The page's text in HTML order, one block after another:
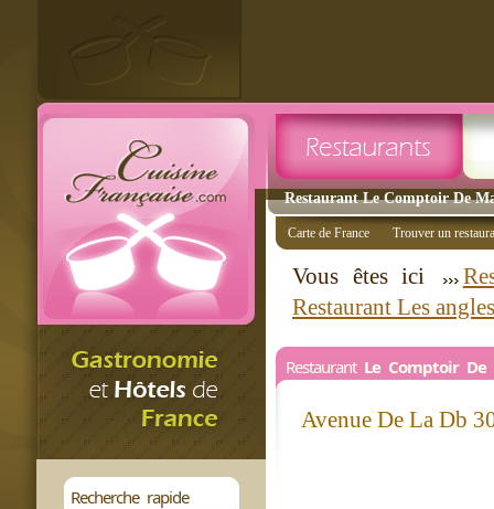
Restaurant Le Comptoir De
Recherche rapide
Carte de France Trouver un
Vous êtes ici
Restaurant Les angles
Restaurant Le Comptoir De
Avenue De La Db